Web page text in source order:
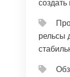
создать
рельсы